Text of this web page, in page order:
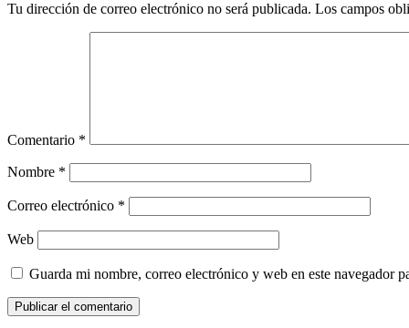
Tu dirección de correo electrónico no será publicada. Los campos
Comentario *
Nombre *
Correo electrónico *
Web
Guarda mi nombre, correo electrónico y web en este navegador